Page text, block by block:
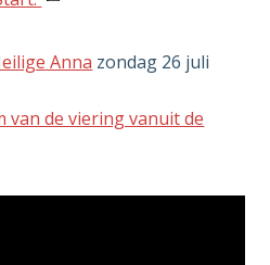
nieuw
Anna zondag 26 juli
van de viering vanuit de